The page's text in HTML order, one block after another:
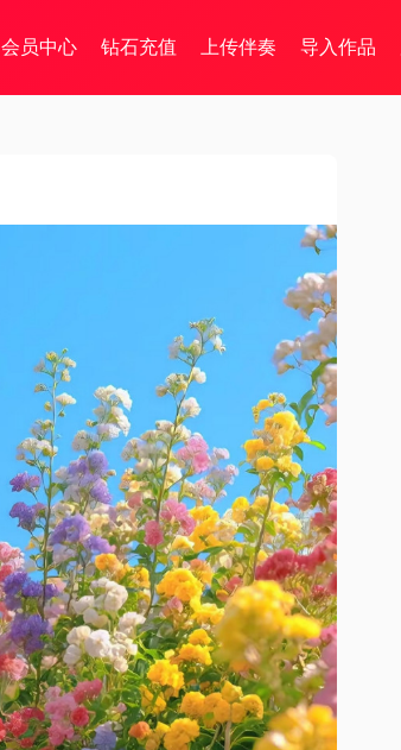
会员中心 钻石充值 上传伴奏 导入作品